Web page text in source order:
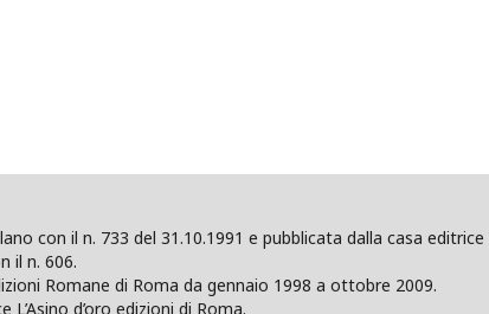
con il n. 733 del 31.10.1991 e pubblicata dalla casa
il n. 606.
Romane di Roma da gennaio 1998 a ottobre 2009.
d’oro edizioni di Roma.